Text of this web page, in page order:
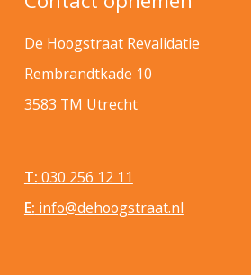
De Hoogstraat Revalidatie
Rembrandtkade 10
3583 TM Utrecht
T: 030 256 12 11
E: info@dehoogstraat.nl